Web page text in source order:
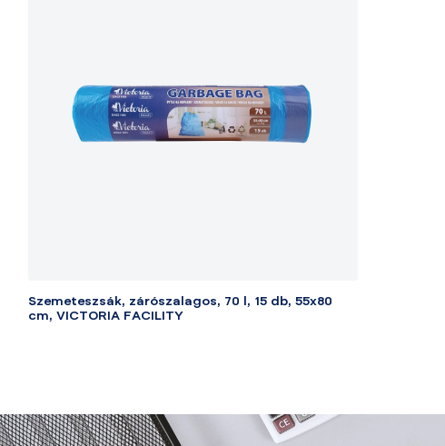
Szemeteszsák, zárószalagos, 70 l, 15 db, 55x80
cm, VICTORIA FACILITY